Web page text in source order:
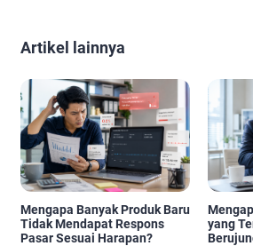
Artikel lainnya
Mengapa Banyak Produk Baru
Tidak Mendapat Respons
Pasar Sesuai Harapan?
yang